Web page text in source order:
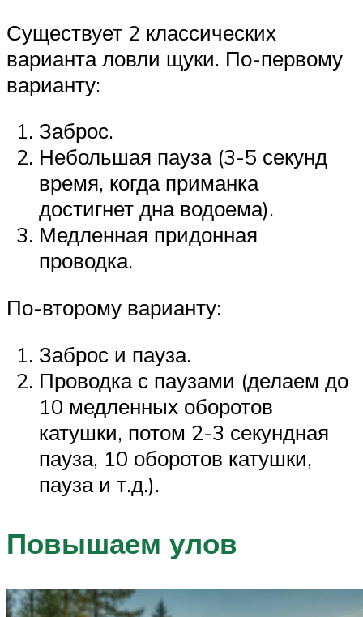
Существует 2 классических
варианта ловли щуки. По-первому
варианту:
Заброс.
Небольшая пауза (3-5 секунд
время, когда приманка
достигнет дна водоема).
Медленная придонная
проводка.
По-второму варианту:
Заброс и пауза.
Проводка с паузами (делаем до
10 медленных оборотов
катушки, потом 2-3 секундная
пауза, 10 оборотов катушки,
пауза и т.д.).
Повышаем улов